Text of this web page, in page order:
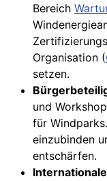
Bereich
Organisation (
setzen.
und
für
einzubinden
entschärfen.